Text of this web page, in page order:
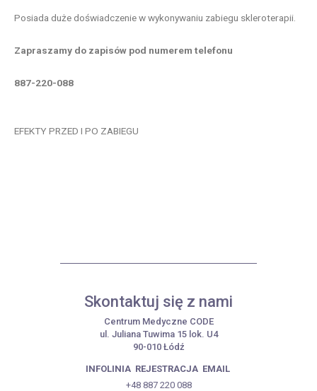
Posiada duże doświadczenie w wykonywaniu zabiegu skleroterapii.
Zapraszamy do zapisów pod numerem telefonu
887-220-088
EFEKTY PRZED I PO ZABIEGU
Skontaktuj się z nami
Centrum Medyczne CODE
ul. Juliana Tuwima 15 lok. U4
90-010 Łódź
INFOLINIA REJESTRACJA EMAIL
+48 887 220 088